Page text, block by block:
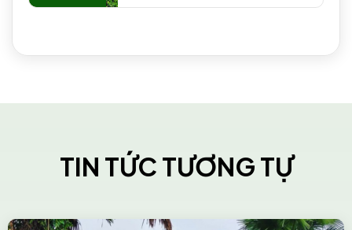
TIN TỨC TƯƠNG TỰ